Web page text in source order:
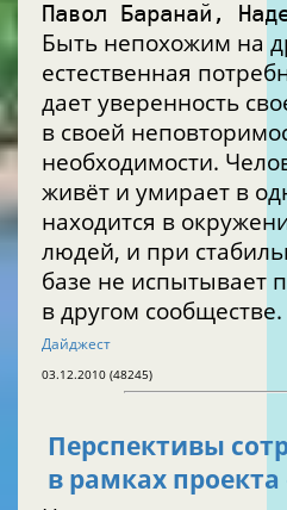
Павол Баранай,
Быть непохожим на
естественная
дает уверенность
в своей
необходимости.
живёт и умирает в
находится в
людей, и при
базе не испытывает
в другом сообществе.
Дайджест
03.12.2010 (48245)
Перспективы
в рамках